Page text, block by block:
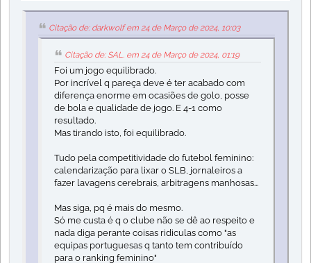
Citação de: darkwolf em 24 de Março de 2024, 10:03
Citação de: SAL. em 24 de Março de 2024, 01:19
Foi um jogo equilibrado.
Por incrível q pareça deve é ter acabado com
diferença enorme em ocasiões de golo, posse
de bola e qualidade de jogo. E 4-1 como
resultado.
Mas tirando isto, foi equilibrado.
Tudo pela competitividade do futebol feminino:
calendarização para lixar o SLB, jornaleiros a
fazer lavagens cerebrais, arbitragens manhosas...
Mas siga, pq é mais do mesmo.
Só me custa é q o clube não se dê ao respeito e
nada diga perante coisas ridiculas como "as
equipas portuguesas q tanto tem contribuído
para o ranking feminino"